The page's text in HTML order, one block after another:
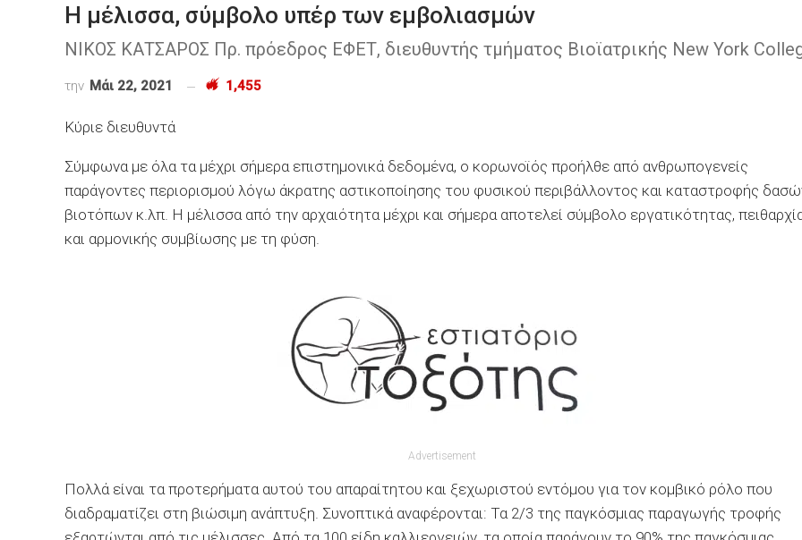
H μέλισσα, σύμβολο υπέρ των εμβολιασμών
ΝΙΚΟΣ ΚΑΤΣΑΡΟΣ Πρ. πρόεδρος ΕΦΕΤ, διευθυντής τμήματος Βιοϊατρικής New York
την Μάι 22, 2021 1,455
Κύριε διευθυντά
Σύμφωνα με όλα τα μέχρι σήμερα επιστημονικά δεδομένα, ο κορωνοϊός προήλθε από ανθρωπογενείς
παράγοντες περιορισμού λόγω άκρατης αστικοποίησης του φυσικού περιβάλλοντος και καταστροφής
βιοτόπων κ.λπ. Η μέλισσα από την αρχαιότητα μέχρι και σήμερα αποτελεί σύμβολο εργατικότητας,
και αρμονικής συμβίωσης με τη φύση.
Advertisement
Πολλά είναι τα προτερήματα αυτού του απαραίτητου και ξεχωριστού εντόμου για τον κομβικό ρόλο που
διαδραματίζει στη βιώσιμη ανάπτυξη. Συνοπτικά αναφέρονται: Τα 2/3 της παγκόσμιας παραγωγής τροφής